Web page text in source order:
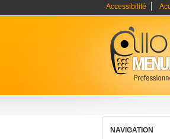
Accessibilité
NAVIGATION